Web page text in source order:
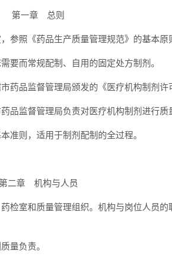
第一章 总则
照《药品生产质量管理规范》的基本原
而常规配制、自用的固定处方制剂。
品监督管理局颁发的《医疗机构制剂许
监督管理局负责对医疗机构制剂进行质
则，适用于制剂配制的全过程。
第二章 机构与人员
室和质量管理组织。机构与岗位人员的
量负责。